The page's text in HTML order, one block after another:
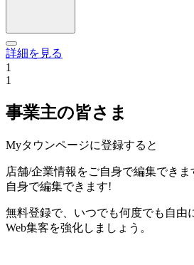
詳細を見る
1
1
事業主の皆さま
Myタウンページに登録すると
店舗/企業情報をご自身で編集できま
自身で編集できます!
無料登録で、いつでも何度でも自由
Web集客を強化しましょう。